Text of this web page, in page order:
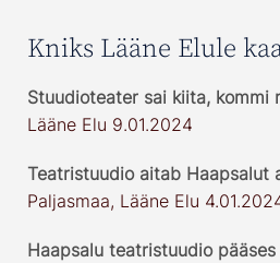
Kniks Lääne Elule
Stuudioteater sai kiita, kommi
Lääne Elu 9.01.2024
Teatristuudio aitab Haapsalut
Paljasmaa, Lääne Elu
Haapsalu teatristuudio